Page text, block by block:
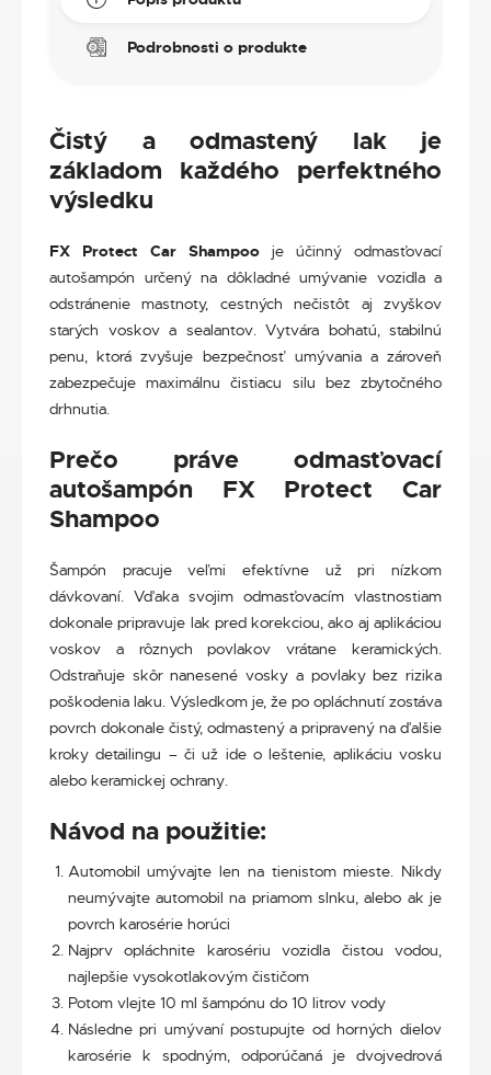
Podrobnosti o produkte
Čistý a odmastený lak je
základom každého perfektného
výsledku
FX Protect Car Shampoo je účinný odmasťovací
autošampón určený na dôkladné umývanie vozidla a
odstránenie mastnoty, cestných nečistôt aj zvyškov
starých voskov a sealantov. Vytvára bohatú, stabilnú
penu, ktorá zvyšuje bezpečnosť umývania a zároveň
zabezpečuje maximálnu čistiacu silu bez zbytočného
drhnutia.
Prečo práve odmasťovací
autošampón
FX Protect Car
Shampoo
Šampón pracuje veľmi efektívne už pri nízkom
dávkovaní. Vďaka svojim odmasťovacím vlastnostiam
dokonale pripravuje lak pred korekciou, ako aj aplikáciou
voskov a rôznych povlakov vrátane keramických.
Odstraňuje skôr nanesené vosky a povlaky bez rizika
poškodenia laku. Výsledkom je, že po opláchnutí zostáva
povrch dokonale čistý, odmastený a pripravený na ďalšie
kroky detailingu – či už ide o leštenie, aplikáciu vosku
alebo keramickej ochrany.
Návod na použitie:
Automobil umývajte len na tienistom mieste. Nikdy
neumývajte automobil na priamom slnku, alebo ak je
povrch karosérie horúci
Najprv opláchnite karosériu vozidla čistou vodou,
najlepšie vysokotlakovým čističom
Potom vlejte 10 ml šampónu do 10 litrov vody
Následne pri umývaní postupujte od horných dielov
karosérie k spodným, odporúčaná je dvojvedrová